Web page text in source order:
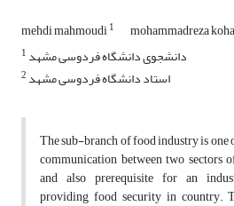
mehdi mahmoudi1 mohammadreza
1 دانشجوی دانشگاه فردوسی مشهد
2 استاد دانشگاه فردوسی مشهد
The sub-branch of food industry is
communication between two sectors
and also prerequisite for an
providing food security in country.